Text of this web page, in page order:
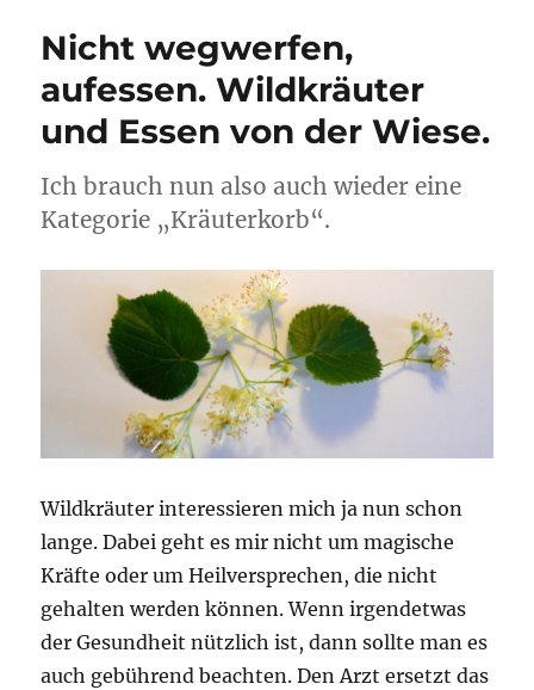
Nicht wegwerfen,
aufessen. Wildkräuter
und Essen von der Wiese.
Ich brauch nun also auch wieder eine
Kategorie „Kräuterkorb“.
Wildkräuter interessieren mich ja nun schon
lange. Dabei geht es mir nicht um magische
Kräfte oder um Heilversprechen, die nicht
gehalten werden können. Wenn irgendetwas
der Gesundheit nützlich ist, dann sollte man es
auch gebührend beachten. Den Arzt ersetzt das